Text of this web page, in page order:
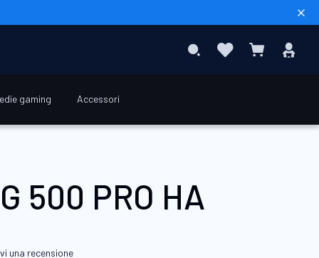
gaming Accessori
SearchPreferiti Carrello
79,90 €
500 PRO HA
una recensione